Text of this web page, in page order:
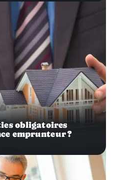
obligatoires
emprunteur ?